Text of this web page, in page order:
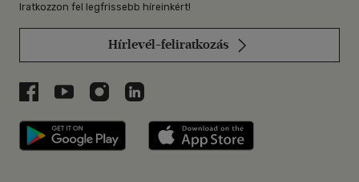
Iratkozzon fel legfrissebb híreinkért!
Hírlevél-feliratkozás
Libri a Facebookon
Libri a Youtube-on
Libri az Instagramon
Libri a LinkedInen
Libri applikáció Szerezd meg: Google